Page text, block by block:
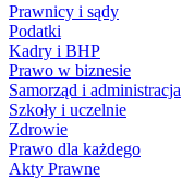
Prawnicy i sądy
Podatki
Kadry i BHP
Prawo w biznesie
Samorząd i administracja
Szkoły i uczelnie
Zdrowie
Prawo dla każdego
Akty Prawne